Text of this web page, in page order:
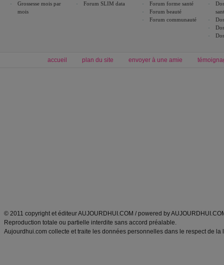
Grossesse mois par
mois
Forum SLIM data
Forum forme santé
Forum beauté
Forum communauté
accueil plan du site envoyer à une amie
© 2011 copyright et éditeur AUJOURDHUI.COM / powered by
Reproduction totale ou partielle interdite sans accord préalable.
Aujourdhui.com collecte et traite les données personnelles dans le respect de